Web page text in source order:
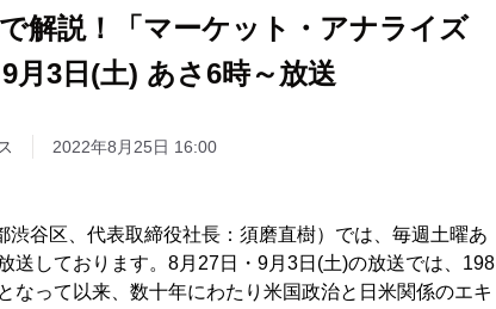
解説！「マーケット・アナライズ
月3日(土) あさ6時～放送
2022年8月25日 16:00
谷区、代表取締役社長：須磨直樹）では、毎週土曜あ
送しております。8月27日・9月3日(土)の放送では、198
なって以来、数十年にわたり米国政治と日米関係のエキ